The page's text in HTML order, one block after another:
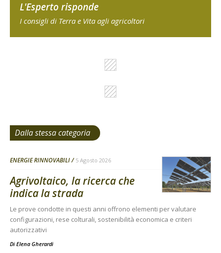
L'Esperto risponde
I consigli di Terra e Vita agli agricoltori
Dalla stessa categoria
ENERGIE RINNOVABILI 5 Agosto 2026
Agrivoltaico, la ricerca che
indica la strada
Le prove condotte in questi anni offrono elementi per valutare
configurazioni, rese colturali, sostenibilità economica e criteri
autorizzativi
Di Elena Gherardi